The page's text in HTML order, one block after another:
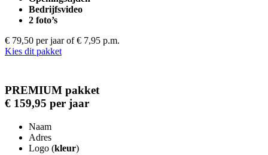
Bedrijfsvideo
2 foto’s
€ 79,50 per jaar of € 7,95 p.m.
Kies dit pakket
PREMIUM pakket
€ 159,95 per jaar
Naam
Adres
Logo (kleur)